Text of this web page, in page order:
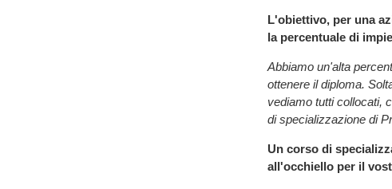
L'obiettivo, per una
la percentuale di
Abbiamo un'alta
ottenere il diploma.
vediamo tutti collocati,
di specializzazione di
Un corso di
all'occhiello per il